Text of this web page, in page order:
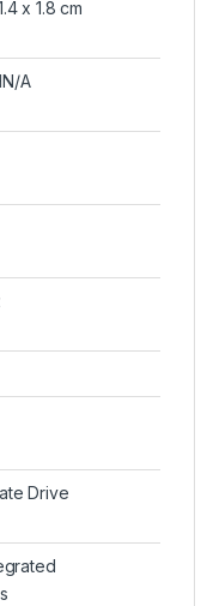
x 1.8 cm
A
Drive